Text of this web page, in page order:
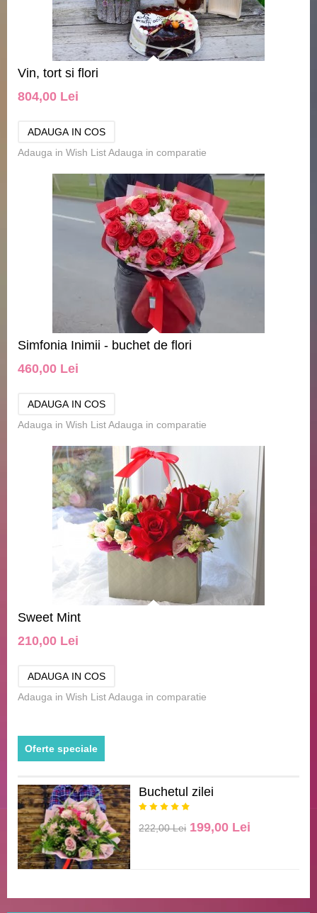
Vin, tort si flori
804,00 Lei
Adauga in Wish ListAdauga in comparatie
Simfonia Inimii - buchet de flori
460,00 Lei
Adauga in Wish ListAdauga in comparatie
Sweet Mint
210,00 Lei
Adauga in Wish ListAdauga in comparatie
Oferte speciale
Buchetul zilei
222,00 Lei 199,00 Lei